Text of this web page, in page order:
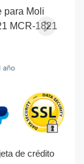
de crédito